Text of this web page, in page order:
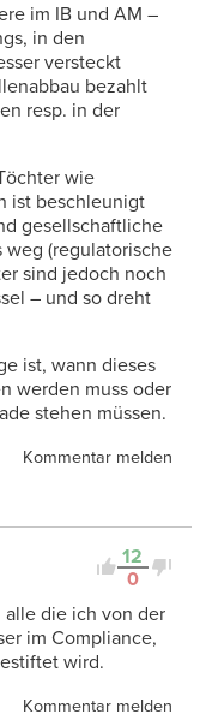
im IB und AM –
in den
versteckt
bezahlt
resp. in der
wie
ist beschleunigt
gesellschaftliche
weg (regulatorische
sind jedoch noch
– und so dreht
ist, wann dieses
werden muss oder
stehen müssen.
Kommentar melden
12
0
alle die ich von der
im Compliance,
wird.
Kommentar melden